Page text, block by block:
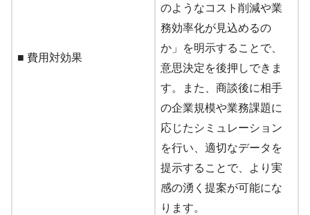
■ 費用対効果
のようなコスト削減や業
務効率化が見込めるの
か」を明示することで、
意思決定を後押しできま
す。また、商談後に相手
の企業規模や業務課題に
応じたシミュレーション
を行い、適切なデータを
提示することで、より実
感の湧く提案が可能にな
ります。